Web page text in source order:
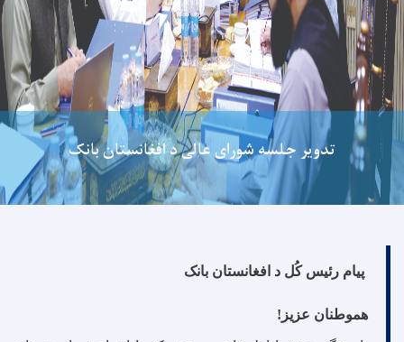
برگزاری کنفرانس مطبوعاتی درحمایت از تلاش‌های د افغانستان
بانک برای ثبات ارزش پول افغانی
پیام رئیس کُل د افغانستان بانک
هموطنان عزیز !